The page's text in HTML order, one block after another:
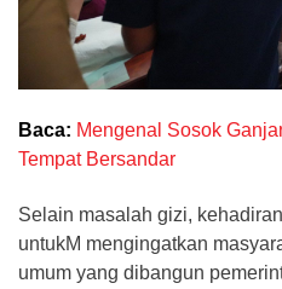
Baca: Mengenal Sosok
Tempat Bersandar
Selain masalah gizi,
untukM mengingatkan
umum yang dibangun